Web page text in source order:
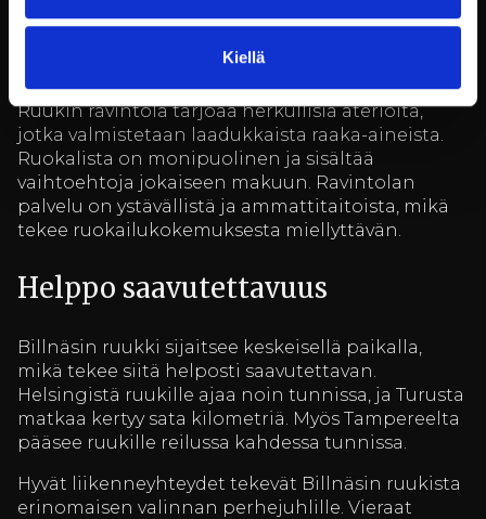
Kiellä
tunnelmallisissa hotellihuoneissa ja
huoneistoissa, jotka on sisustettu historiallista
Ruukin ravintola tarjoaa herkullisia aterioita,
jotka valmistetaan laadukkaista raaka-aineista.
Ruokalista on monipuolinen ja sisältää
vaihtoehtoja jokaiseen makuun. Ravintolan
palvelu on ystävällistä ja ammattitaitoista, mikä
tekee ruokailukokemuksesta miellyttävän.
Helppo saavutettavuus
Billnäsin ruukki sijaitsee keskeisellä paikalla,
mikä tekee siitä helposti saavutettavan.
Helsingistä ruukille ajaa noin tunnissa, ja Turusta
matkaa kertyy sata kilometriä. Myös Tampereelta
pääsee ruukille reilussa kahdessa tunnissa.
Hyvät liikenneyhteydet tekevät Billnäsin ruukista
erinomaisen valinnan perhejuhlille. Vieraat